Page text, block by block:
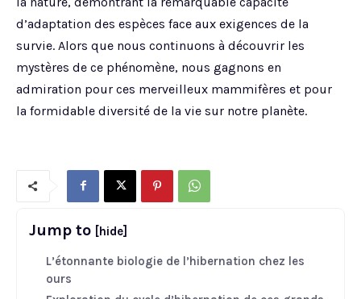
d’adaptation des espèces face aux exigences de la
survie. Alors que nous continuons à découvrir les
mystères de ce phénomène, nous gagnons en
admiration pour ces merveilleux mammifères et pour
la formidable diversité de la vie sur notre planète.
Jump to [hide]
L’étonnante biologie de l’hibernation chez les
ours